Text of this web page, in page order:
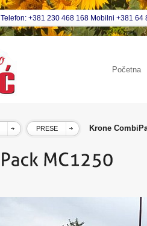
Telefon: +381 230 468 168 Mobilni +381 64
Početna
PRESE Krone